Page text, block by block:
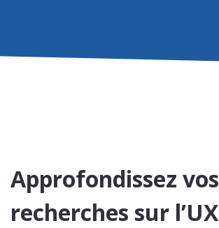
Approfondissez vos
recherches sur l’UX